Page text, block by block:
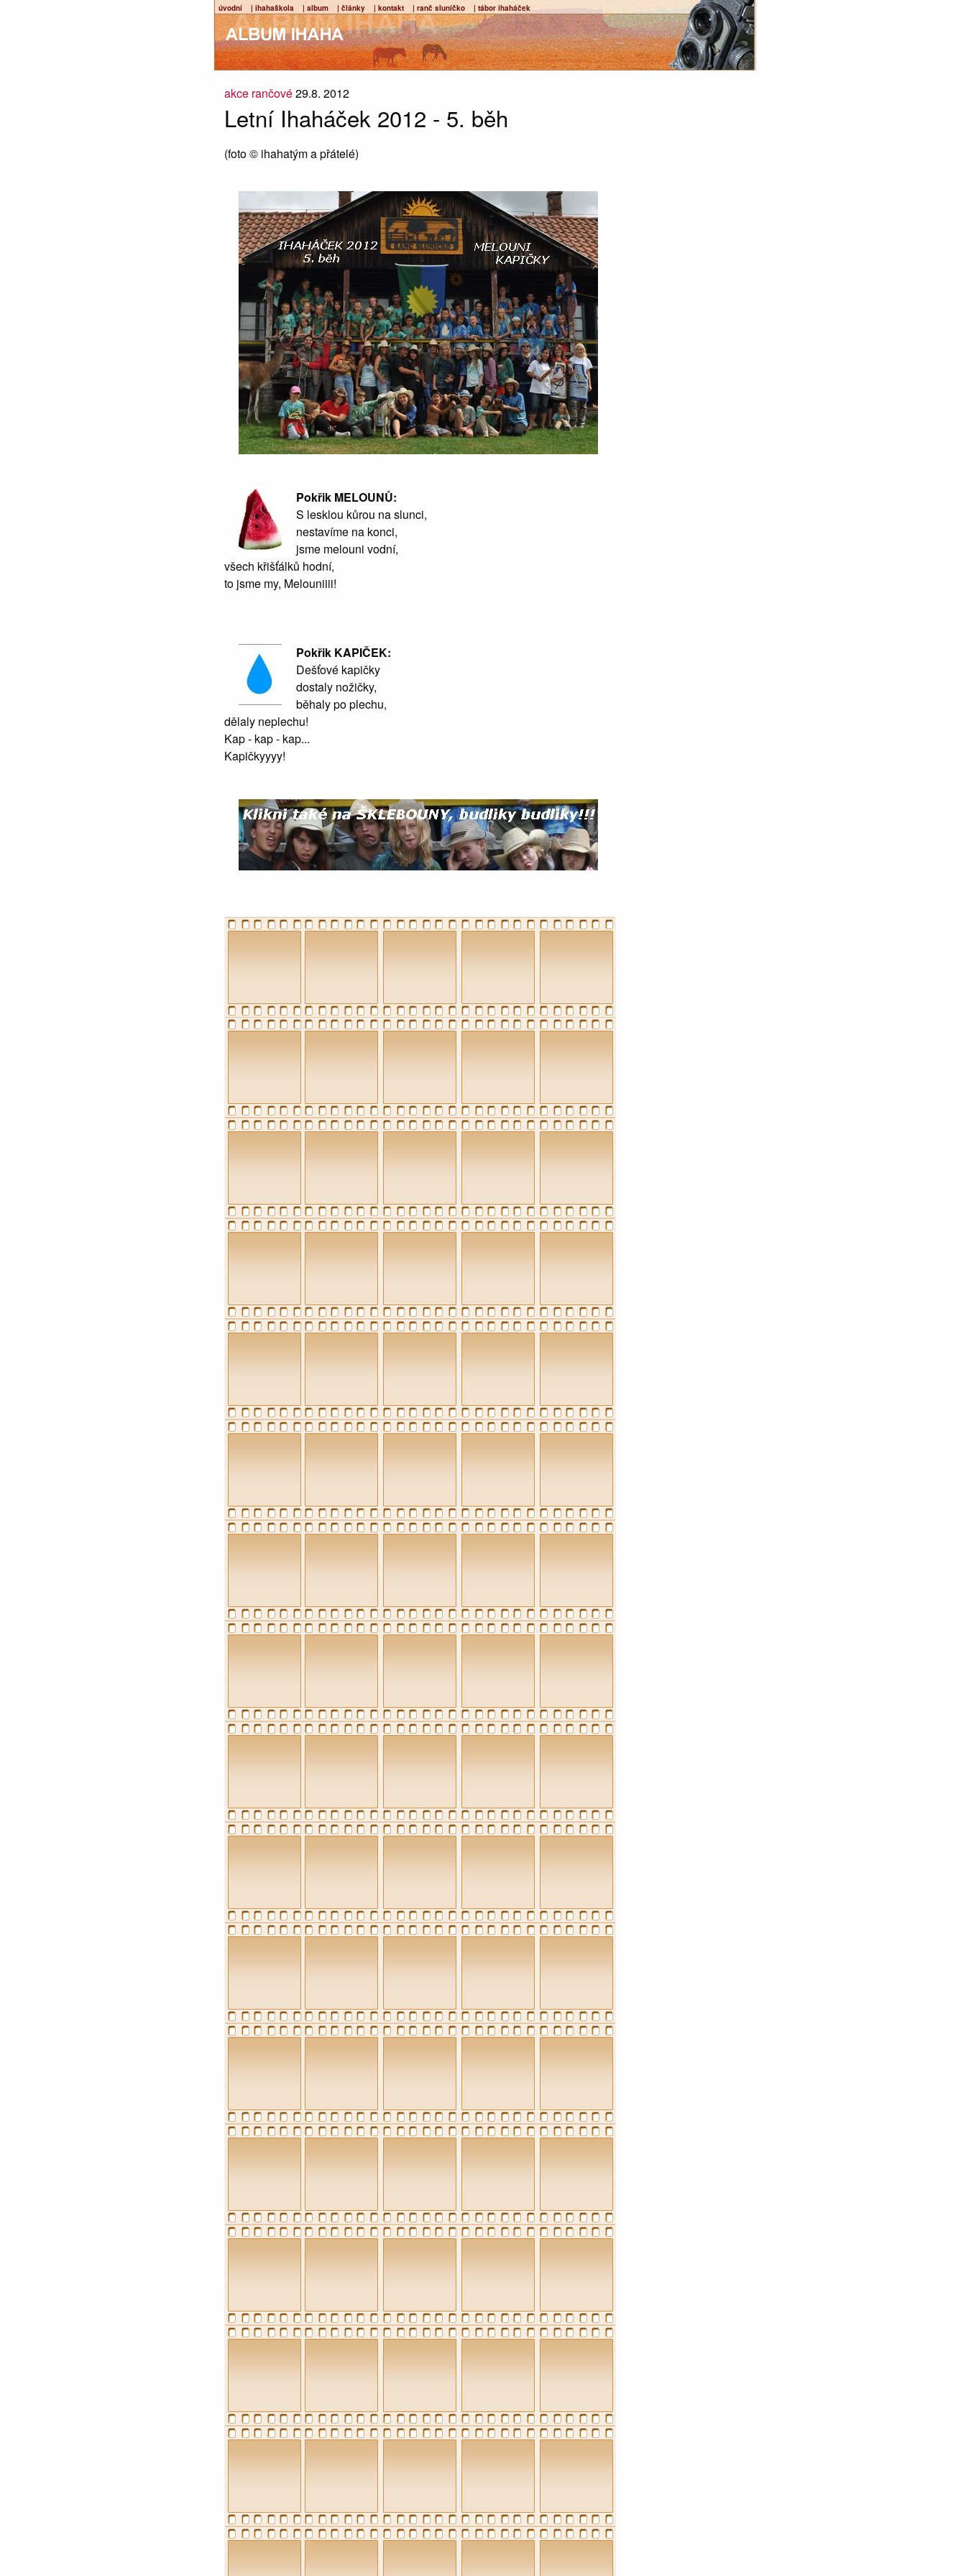
úvodní | ihahaškola | album | články | kontakt | ranč sluníčko | tábor ihaháček
akce rančové29.8. 2012
Letní Ihaháček 2012 - 5. běh
(foto © ihahatým a přátelé)
Pokřik MELOUNŮ:
S lesklou kůrou na slunci,
nestavíme na konci,
jsme melouni vodní,
všech křišťálků hodní,
to jsme my, Melouniiii!
Pokřik KAPIČEK:
Dešťové kapičky
dostaly nožičky,
běhaly po plechu,
dělaly neplechu!
Kap - kap - kap...
Kapičkyyyy!